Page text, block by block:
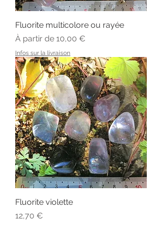
Fluorite multicolore ou rayée
À partir de 10,00 €
Prix promotionnel
Infos sur la livraison
Fluorite violette
Prix
12,70 €